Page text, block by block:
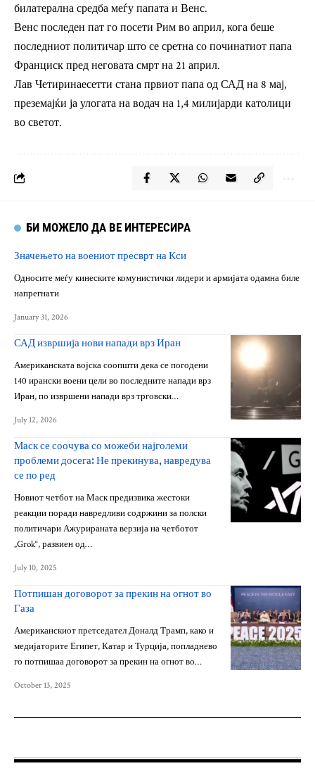
билатерална средба меѓу папата и Венс.
Венс последен пат го посети Рим во април, кога беше
последниот политичар што се сретна со починатиот папа
Франциск пред неговата смрт на 21 април.
Лав Четиринаесетти стана првиот папа од САД на 8 мај,
преземајќи ја улогата на водач на 1,4 милијарди католици
во светот.
БИ МОЖЕЛО ДА ВЕ ИНТЕРЕСИРА
Значењето на воениот пресврт на Кси
Односите меѓу кинеските комунистички лидери и армијата одамна биле
напрегнати
January 31, 2026
САД извршија нови напади врз Иран
Американската војска соопшти дека се погодени
140 ирански воени цели во последните напади врз
Иран, по извршени напади врз трговски…
July 12, 2026
Маск се соочува со можеби најголеми
проблеми досега: Не прекинува, навредува
се по ред
Новиот четбот на Маск предизвика жестоки
реакции поради навредливи содржини за полски
политичари Ажурираната верзија на четботот
„Grok“, развиен од…
July 10, 2025
Потпишан договорот за прекин на огнот во
Газа
Американскиот претседател Доналд Трамп, како и
медијаторите Египет, Катар и Турција, попладнево
го потпишаа договорот за прекин на огнот во…
October 13, 2025